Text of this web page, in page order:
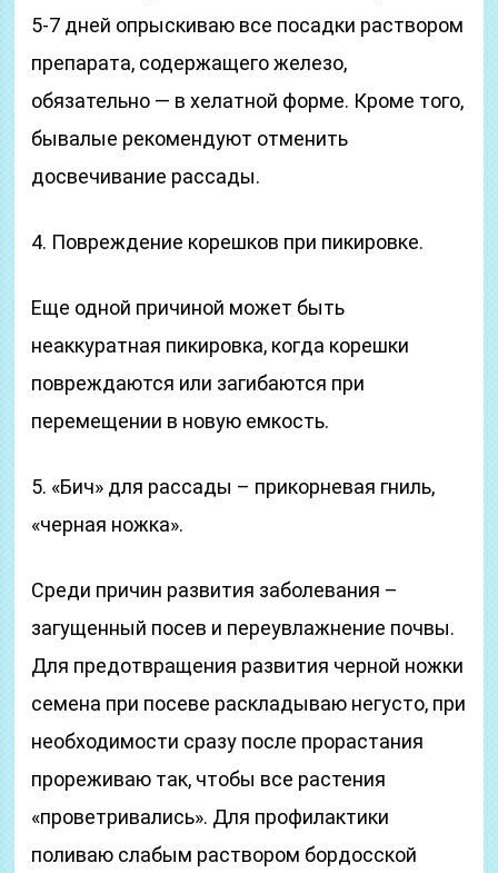
5-7 дней опрыскиваю все посадки раствором
препарата, содержащего железо,
обязательно — в хелатной форме. Кроме того,
бывалые рекомендуют отменить
досвечивание рассады.
4. Повреждение корешков при пикировке.
Еще одной причиной может быть
неаккуратная пикировка, когда корешки
повреждаются или загибаются при
перемещении в новую емкость.
5. «Бич» для рассады – прикорневая гниль,
«черная ножка».
Среди причин развития заболевания –
загущенный посев и переувлажнение почвы.
Для предотвращения развития черной ножки
семена при посеве раскладываю негусто, при
необходимости сразу после прорастания
прореживаю так, чтобы все растения
«проветривались». Для профилактики
поливаю слабым раствором бордосской